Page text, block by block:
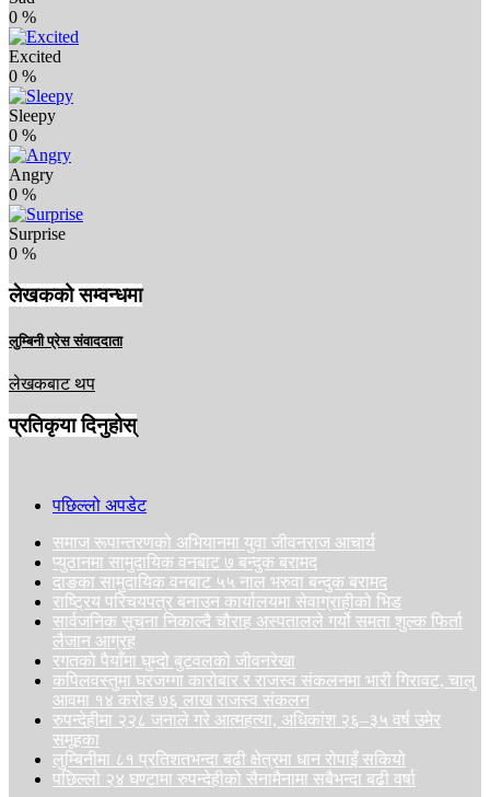
0 %
Excited
0 %
Sleepy
0 %
Angry
0 %
Surprise
0 %
लेखकको सम्वन्धमा
लुम्बिनी प्रेस संवाददाता
लेखकबाट थप
प्रतिकृया दिनुहोस्
पछिल्लो अपडेट
समाज रूपान्तरणको अभियानमा युवा जीवनराज आचार्य
प्युठानमा सामुदायिक वनबाट ७ बन्दुक बरामद
दाङका सामुदायिक वनबाट ५५ नाल भरुवा बन्दुक बरामद
राष्ट्रिय परिचयपत्र बनाउन कार्यालयमा सेवाग्राहीको भिड
सार्वजनिक सूचना निकाल्दै चौराह अस्पतालले गर्यो समता शुल्क फिर्ता
लैजान आग्रह
रगतको पैयाँमा घुम्दो बुटवलको जीवनरेखा
कपिलवस्तुमा घरजग्गा कारोबार र राजस्व संकलनमा भारी गिरावट, चालु
आवमा १४ करोड ७६ लाख राजस्व संकलन
रुपन्देहीमा २२८ जनाले गरे आत्महत्या, अधिकांश २६–३५ वर्ष उमेर
समूहका
लुम्बिनीमा ८१ प्रतिशतभन्दा बढी क्षेत्रमा धान रोपाइँ सकियो
पछिल्लो २४ घण्टामा रुपन्देहीको सैनामैनामा सबैभन्दा बढी वर्षा